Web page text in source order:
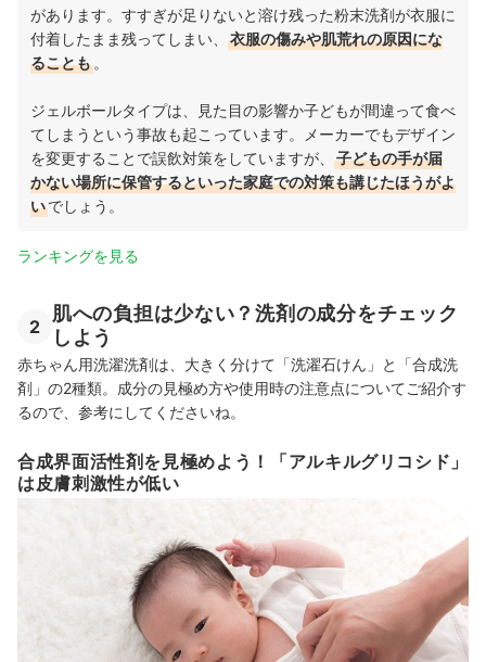
があります。すすぎが足りないと溶け残った粉末洗剤が衣服に
付着したまま残ってしまい、
衣服の傷みや肌荒れの原因にな
ることも 。
ジェルボールタイプは、見た目の影響か子どもが間違って食べ
てしまうという事故も起こっています。メーカーでもデザイン
を変更することで誤飲対策をしていますが、
子どもの手が届
かない場所に保管するといった家庭での対策も講じたほうがよ
いでしょう。
ランキングを見る
2
肌への負担は少ない？洗剤の成分をチェック
しよう
赤ちゃん用洗濯洗剤は、大きく分けて「洗濯石けん」と「合成洗
剤」の2種類。成分の見極め方や使用時の注意点についてご紹介す
るので、参考にしてくださいね。
合成界面活性剤を見極めよう！「アルキルグリコシド」
は皮膚刺激性が低い